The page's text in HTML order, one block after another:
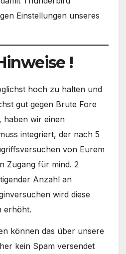
Einstellungen unseres
!
hoch zu halten und
gut gegen Brute Fore
haben wir einen
integriert, der nach 5
von Eurem
Zugang für mind. 2
Anzahl an
wird diese
erhöht.
können das über unsere
kein Spam versendet